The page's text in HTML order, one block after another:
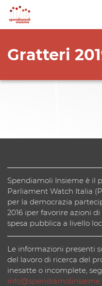
Gratteri
Spendiamoli Insieme è il
Parliament Watch Italia
per la democrazia
2016 iper favorire azioni
spesa pubblica a livello
Le informazioni presenti
del lavoro di ricerca del
inesatte o incomplete,